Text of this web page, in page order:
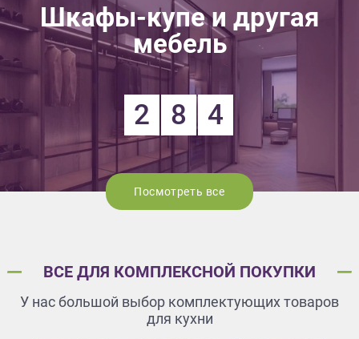
Шкафы-купе и другая
мебель
2 8 4
Посмотреть все
ВСЕ ДЛЯ КОМПЛЕКСНОЙ ПОКУПКИ
У нас большой выбор комплектующих товаров
для кухни